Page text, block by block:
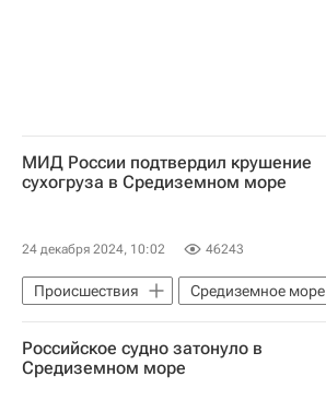
МИД России подтвердил крушение
сухогруза в Средиземном море
24 декабря 2024, 10:02 46243
Происшествия
Средиземное море
Россия
Картахена
Российское судно затонуло в
Средиземном море